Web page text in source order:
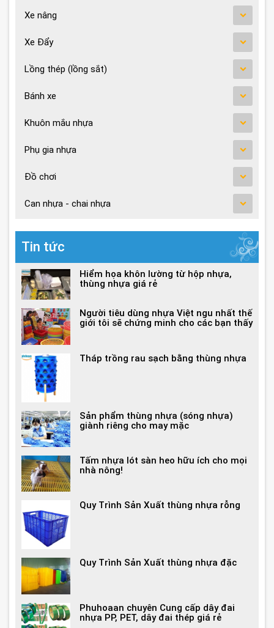
Xe nâng
Xe Đẩy
Lồng thép (lồng sắt)
Bánh xe
Khuôn mắu nhựa
Phụ gia nhựa
Đồ chơi
Can nhựa - chai nhựa
Tin tức
Hiểm họa khôn lường từ hộp nhựa,
thùng nhựa giá rẻ
Người tiêu dùng nhựa Việt ngu nhất thế
giới tôi sẽ chứng minh cho các bạn thấy
Tháp trồng rau sạch bằng thùng nhựa
Sản phẩm thùng nhựa (sóng nhựa)
giành riêng cho may mặc
Tấm nhựa lót sàn heo hữu ích cho mọi
nhà nông!
Quy Trình Sản Xuất thùng nhựa rỗng
Quy Trình Sản Xuất thùng nhựa đặc
Phuhoaan chuyên Cung cấp dây đai
nhựa PP, PET, dây đai thép giá rẻ